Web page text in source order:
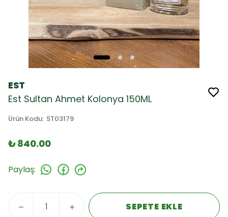
EST
Est Sultan Ahmet Kolonya 150ML
Ürün Kodu: ST03179
₺ 840.00
Paylaş:
SEPETE EKLE